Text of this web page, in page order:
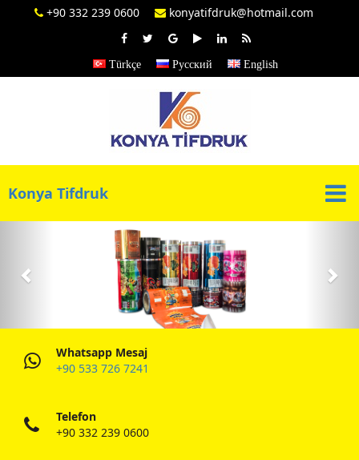
+90 332 239 0600 konyatifdruk@hotmail.com
Türkçe Русский English
Konya Tifdruk
Whatsapp Mesaj
+90 533 726 7241
Telefon
+90 332 239 0600